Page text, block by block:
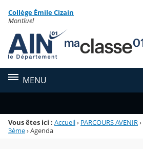
Menu de la rubrique
Contenu
Collège Émile Cizain
Montluel
MENU
Vous êtes ici : Accueil› PARCOURS AVENIR›
3ème›Agenda